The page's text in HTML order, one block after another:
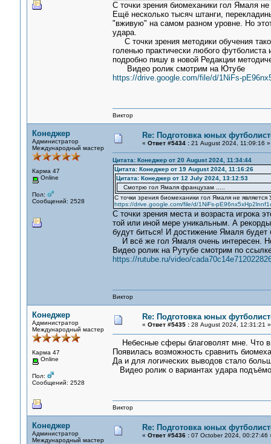
С точки зрения биомеханики гол Ямаля
Ещё несколько тысяч штанги,
"вживую" на самом разном уровне. Но
удара.
С точки зрения методики обучения
голенью практически любого
подробно пишу в новой Редакции
Видео ролик смотрим на Ютубе
https://drive.google.com/file/d/1NiFs-
Виктор
Конеджер
Администратор
Международный мастер
Карма 47
Online
Пол:
Сообщений: 2528
Re: Подготовка юных
« Ответ #5434 :21 August 2024, 11:09:16 »
Цитата: Конеджер от 20 August 2024, 11:34:44
Цитата: Конеджер от 19 August 2024, 11:16:26
Цитата: Конеджер от 12 July 2024, 13:12:53
Смотрю гол Ямаля французам .....
С точки зрения биомеханики гол Ямаля не является
https://drive.google.com/file/d/1NiFs-
С точки зрения места и возраста игрока
той или иной мере уникальным. А
будут биться! И достижение Ямаля будет
И всё же гол Ямаля очень интересен.
Видео ролик на Рутубе смотрим по
https://rutube.ru/video/
Виктор
Конеджер
Администратор
Международный мастер
Карма 47
Online
Пол:
Сообщений: 2528
Re: Подготовка юных
« Ответ #5435 :28 August 2024, 12:31:21 »
Небесные сферы благоволят мне. Что
Появилась возможность сравнить
Да и для логических выводов стало
Видео ролик о вариантах удара
Виктор
Конеджер
Администратор
Международный мастер
Re: Подготовка юных
« Ответ #5436 :07 October 2024, 00:27:46